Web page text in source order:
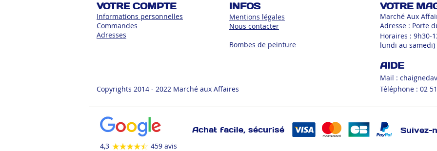
VOTRE COMPTE
Informations personnelles
Commandes
Adresses
INFOS
Mentions légales
Nous contacter
Bombes de peinture
Copyrights 2014 - 2022 Marché aux Affaires
VOTRE
Marché Aux
Adresse : Porte
Horaires : 9h30-
lundi au samedi)
AIDE
Mail :
Téléphone : 02
4,3 459 avis
Achat facile, sécurisé Suivez-